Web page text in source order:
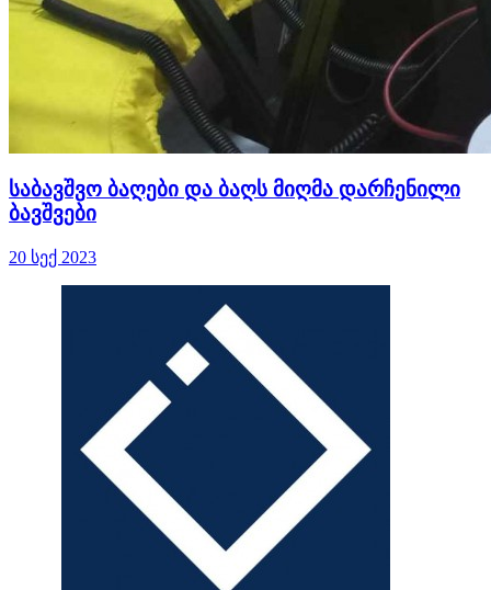
საბავშვო ბაღები და ბაღს მიღმა დარჩენილი
ბავშვები
20 სექ 2023